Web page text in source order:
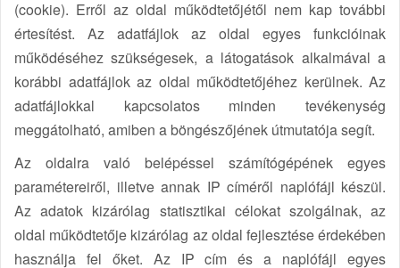
(cookie). Erről az oldal működtetőjétől nem kap további
értesítést. Az adatfájlok az oldal egyes funkcióinak
működéséhez szükségesek, a látogatások alkalmával a
korábbi adatfájlok az oldal működtetőjéhez kerülnek. Az
adatfájlokkal kapcsolatos minden tevékenység
meggátolható, amiben a böngészőjének útmutatója segít.
Az oldalra való belépéssel számítógépének egyes
paramétereiről, illetve annak IP címéről naplófájl készül.
Az adatok kizárólag statisztikai célokat szolgálnak, az
oldal működtetője kizárólag az oldal fejlesztése érdekében
használja fel őket. Az IP cím és a naplófájl egyes